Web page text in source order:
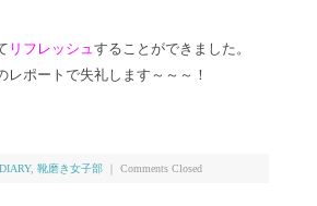
リフレッシュ することができました。
レポートで失礼します～～～！
DIARY, 靴磨き女子部 Comments Closed